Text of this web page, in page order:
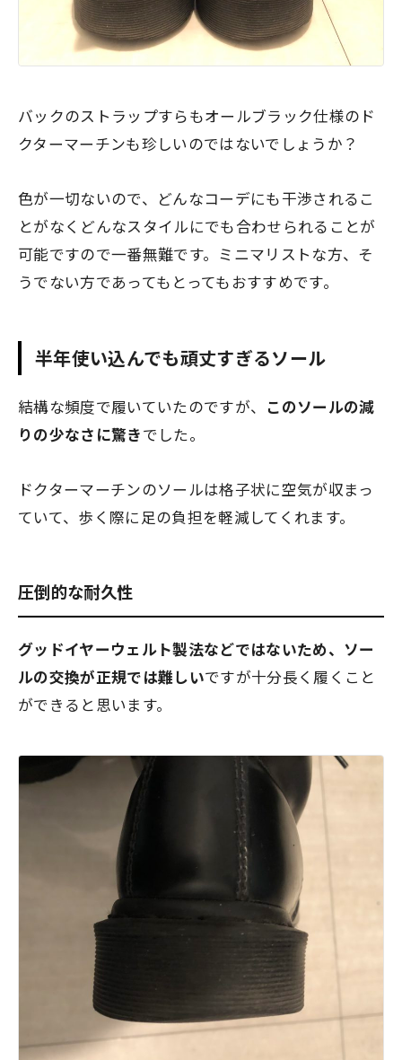
バックのストラップすらもオールブラック仕様のド
クターマーチンも珍しいのではないでしょうか？
色が一切ないので、どんなコーデにも干渉されるこ
とがなくどんなスタイルにでも合わせられることが
可能ですので一番無難です。ミニマリストな方、そ
うでない方であってもとってもおすすめです。
半年使い込んでも頑丈すぎるソール
結構な頻度で履いていたのですが、 このソールの減
りの少なさに驚きでした。
ドクターマーチンのソールは格子状に空気が収まっ
ていて、歩く際に足の負担を軽減してくれます。
圧倒的な耐久性
グッドイヤーウェルト製法などではないため、ソー
ルの交換が正規では難しいですが十分長く履くこと
ができると思います。